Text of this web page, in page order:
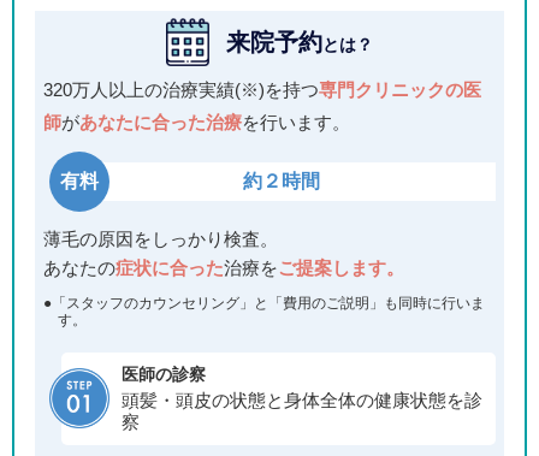
来院予約とは？
320万人以上の治療実績(※)を持つ専門クリニックの医
師があなたに合った治療を行います。
有料 約２時間
薄毛の原因をしっかり検査。
あなたの症状に合った治療をご提案します。
●「スタッフのカウンセリング」と「費用のご説明」も同時に行いま
す。
医師の診察
頭髪・頭皮の状態と身体全体の健康状態を診
察